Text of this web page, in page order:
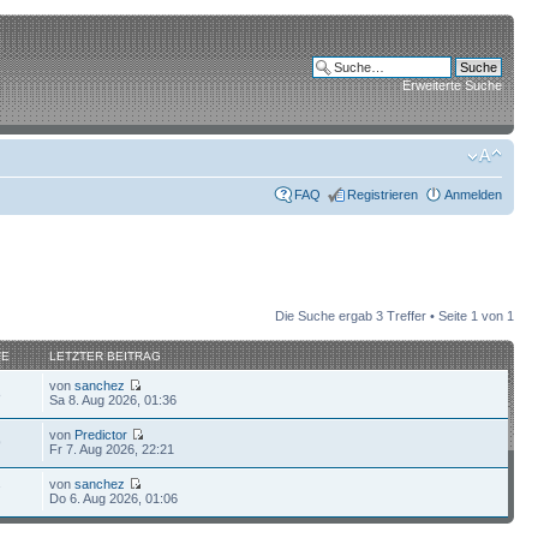
Erweiterte Suche
FAQ Registrieren Anmelden
Die Suche ergab 3 Treffer • Seite 1 von 1
LETZTER BEITRAG
vonsanchez
Sa 8. Aug 2026, 01:36
von Predictor
Fr 7. Aug 2026, 22:21
vonsanchez
Do 6. Aug 2026, 01:06